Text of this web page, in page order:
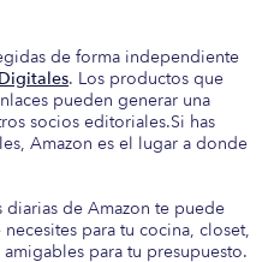
de forma independiente
. Los productos que
pueden generar una
socios editoriales.Si has
Amazon es el lugar a donde
diarias de Amazon te puede
para tu cocina, closet,
para tu presupuesto.